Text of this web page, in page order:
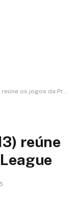
jogos da Premier League
reúne